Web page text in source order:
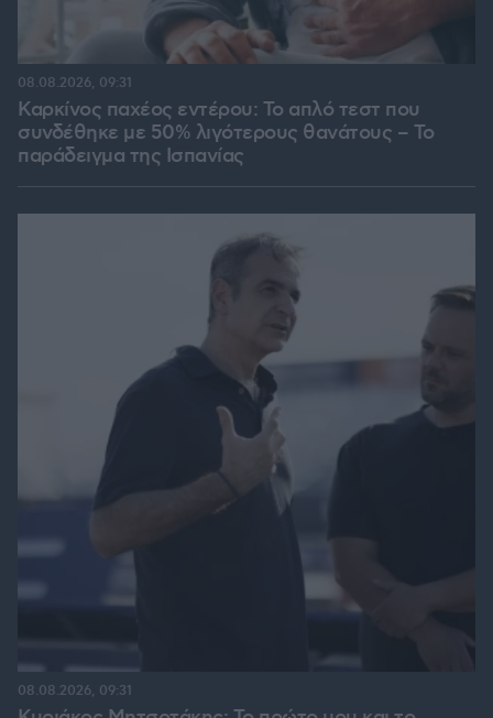
Καρκίνος παχέος εντέρου: Το απλό τεστ που
συνδέθηκε με 50% λιγότερους θανάτους – Το
παράδειγμα της Ισπανίας
08.08.2026, 09:31
08.08.2026, 09:31